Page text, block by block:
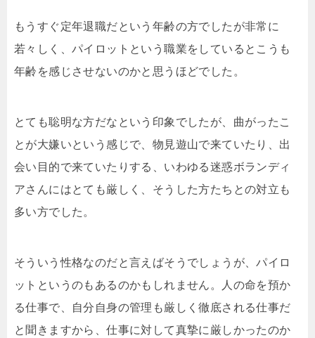
もうすぐ定年退職だという年齢の方でしたが非常に
若々しく、パイロットという職業をしているとこうも
年齢を感じさせないのかと思うほどでした。
とても聡明な方だなという印象でしたが、曲がったこ
とが大嫌いという感じで、物見遊山で来ていたり、出
会い目的で来ていたりする、いわゆる迷惑ボランディ
アさんにはとても厳しく、そうした方たちとの対立も
多い方でした。
そういう性格なのだと言えばそうでしょうが、パイロ
ットというのもあるのかもしれません。人の命を預か
る仕事で、自分自身の管理も厳しく徹底される仕事だ
と聞きますから、仕事に対して真摯に厳しかったのか